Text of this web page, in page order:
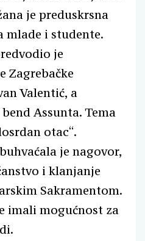
je preduskrsna
mlade i studente.
je
Zagrebačke
Valentić, a
Assunta. Tema
otac“.
je nagovor,
i klanjanje
Sakramentom.
imali mogućnost za